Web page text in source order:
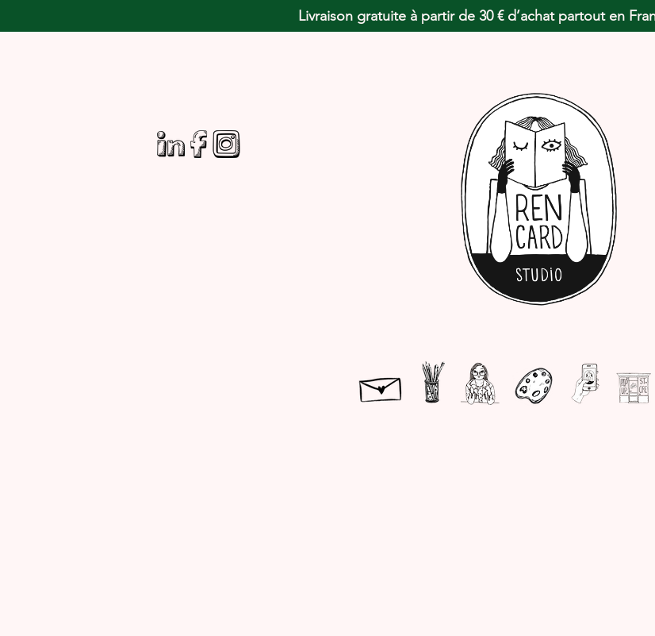
Livraison gratuite à partir de 30 € d’achat partout en